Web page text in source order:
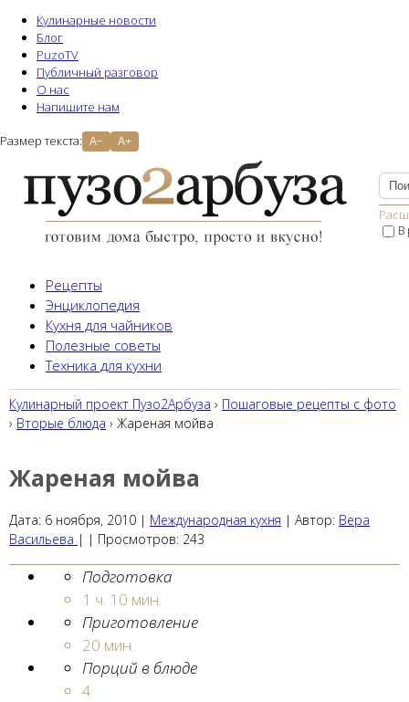
Кулинарные новости
Блог
PuzoTV
Публичный разговор
О нас
Напишите нам
Размер текста: A− A+
В
Рецепты
Энциклопедия
Кухня для чайников
Полезные советы
Техника для кухни
Кулинарный проект Пузо2Aрбуза › Пошаговые рецепты с фото
› Вторые блюда › Жареная мойва
Жареная мойва
Дата: 6 ноября, 2010 | Международная кухня | Автор: Вера
Васильева | | Просмотров: 243
Подготовка
1 ч. 10 мин.
Приготовление
20 мин.
Порций в блюде
4